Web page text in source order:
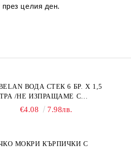
целия ден.
ВОДА СТЕК 6 БР. Х 1,5
/НЕ ИЗПРАЩАМЕ С
€4.08 7.98лв.
КЪРПИЧКИ С